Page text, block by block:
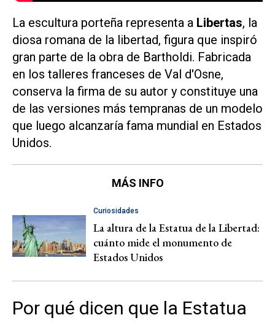
La escultura porteña representa a Libertas, la
diosa romana de la libertad, figura que inspiró
gran parte de la obra de Bartholdi. Fabricada
en los talleres franceses de Val d'Osne,
conserva la firma de su autor y constituye una
de las versiones más tempranas de un modelo
que luego alcanzaría fama mundial en Estados
Unidos.
MÁS INFO
Curiosidades
La altura de la Estatua de la Libertad:
cuánto mide el monumento de
Estados Unidos
Por qué dicen que la Estatua